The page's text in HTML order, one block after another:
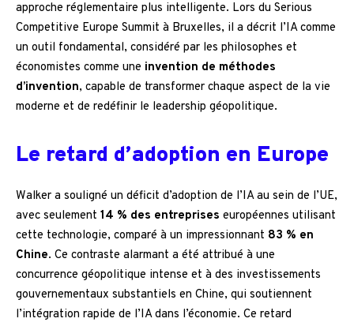
approche réglementaire plus intelligente. Lors du Serious
Competitive Europe Summit à Bruxelles, il a décrit l’IA comme
un outil fondamental, considéré par les philosophes et
économistes comme une invention de méthodes
d’invention, capable de transformer chaque aspect de la vie
moderne et de redéfinir le leadership géopolitique.
Le retard d’adoption en Europe
Walker a souligné un déficit d’adoption de l’IA au sein de l’UE,
avec seulement 14 % des entreprises européennes utilisant
cette technologie, comparé à un impressionnant 83 % en
Chine. Ce contraste alarmant a été attribué à une
concurrence géopolitique intense et à des investissements
gouvernementaux substantiels en Chine, qui soutiennent
l’intégration rapide de l’IA dans l’économie. Ce retard